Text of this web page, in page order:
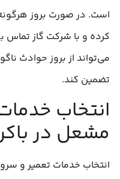
است. در صورت بروز هرگونه
کرده و با شرکت گاز تماس
می‌تواند از بروز حوادث
تضمین کند.
انتخاب
مشعل در
انتخاب خدمات تعمیر و